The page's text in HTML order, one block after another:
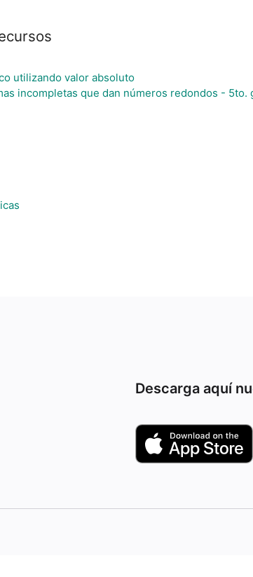
utilizando valor absoluto
incompletas que dan números redondos - 5to.
Descarga aquí